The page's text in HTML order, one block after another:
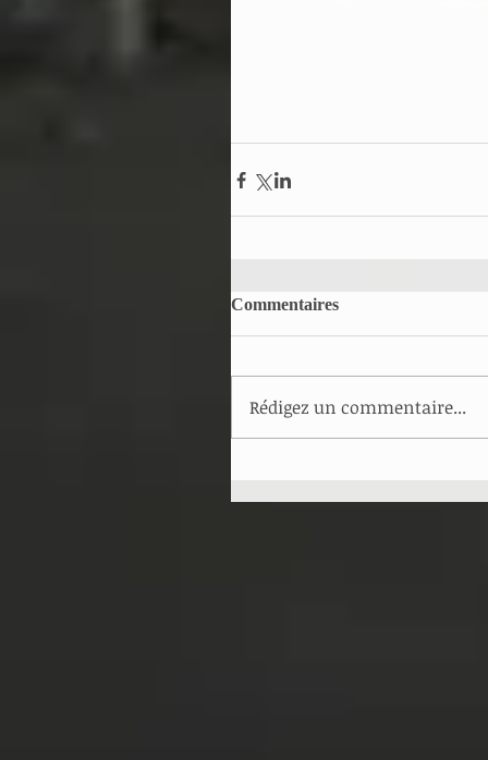
Commentaires
Rédigez un commentaire...